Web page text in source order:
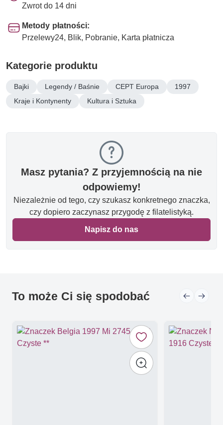
Zwrot do 14 dni
Metody płatności:
Przelewy24, Blik, Pobranie, Karta płatnicza
Kategorie produktu
Bajki Legendy / Baśnie CEPT Europa
1997
Kraje i Kontynenty
Kultura i Sztuka
Masz pytania? Z przyjemnością na nie
odpowiemy!
Niezależnie od tego, czy szukasz konkretnego znaczka,
czy dopiero zaczynasz przygodę z filatelistyką.
Napisz do nas
To może Ci się spodobać